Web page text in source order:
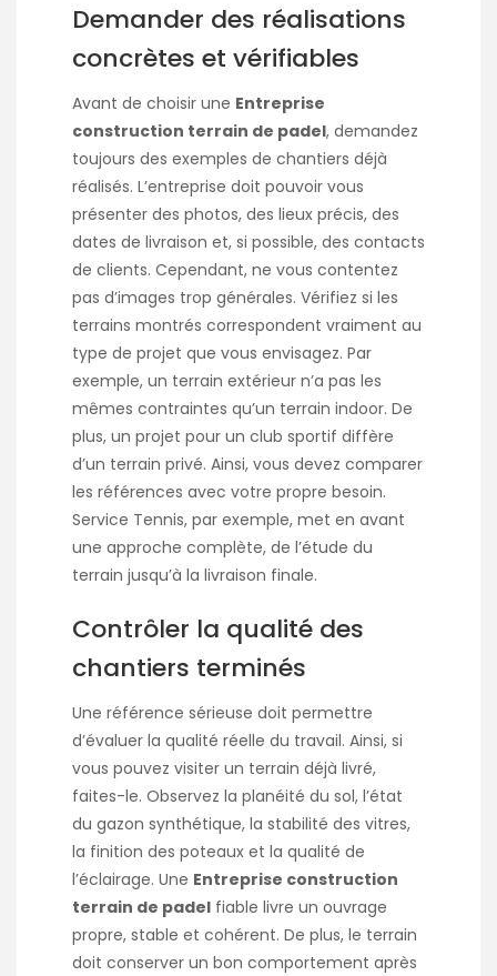
Demander des réalisations
concrètes et vérifiables
Avant de choisir une Entreprise
construction terrain de padel, demandez
toujours des exemples de chantiers déjà
réalisés. L’entreprise doit pouvoir vous
présenter des photos, des lieux précis, des
dates de livraison et, si possible, des contacts
de clients. Cependant, ne vous contentez
pas d’images trop générales. Vérifiez si les
terrains montrés correspondent vraiment au
type de projet que vous envisagez. Par
exemple, un terrain extérieur n’a pas les
mêmes contraintes qu’un terrain indoor. De
plus, un projet pour un club sportif diffère
d’un terrain privé. Ainsi, vous devez comparer
les références avec votre propre besoin.
Service Tennis, par exemple, met en avant
une approche complète, de l’étude du
terrain jusqu’à la livraison finale.
Contrôler la qualité des
chantiers terminés
Une référence sérieuse doit permettre
d’évaluer la qualité réelle du travail. Ainsi, si
vous pouvez visiter un terrain déjà livré,
faites-le. Observez la planéité du sol, l’état
du gazon synthétique, la stabilité des vitres,
la finition des poteaux et la qualité de
l’éclairage. Une Entreprise construction
terrain de padel fiable livre un ouvrage
propre, stable et cohérent. De plus, le terrain
doit conserver un bon comportement après